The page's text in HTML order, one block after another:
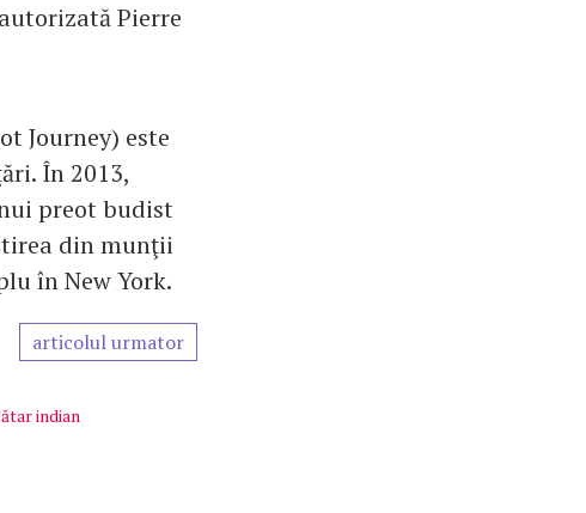
Pierre
Journey) este
În 2013,
preot budist
din munţii
în New York.
articolul urmator
indian